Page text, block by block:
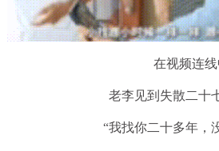
在视频连线
老李见到失散二十
“我找你二十多年，